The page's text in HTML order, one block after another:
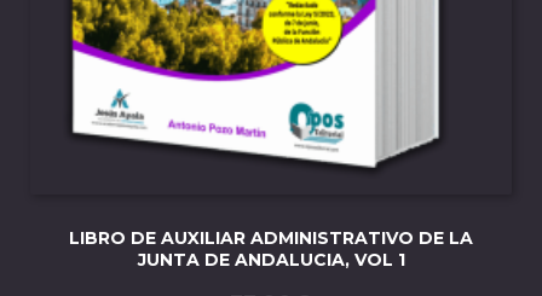
LIBRO DE AUXILIAR ADMINISTRATIVO DE LA
JUNTA DE ANDALUCIA, VOL 1